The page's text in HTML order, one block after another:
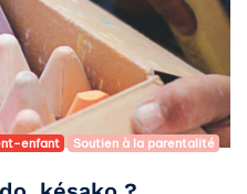
enfant Soutien à la parentalité